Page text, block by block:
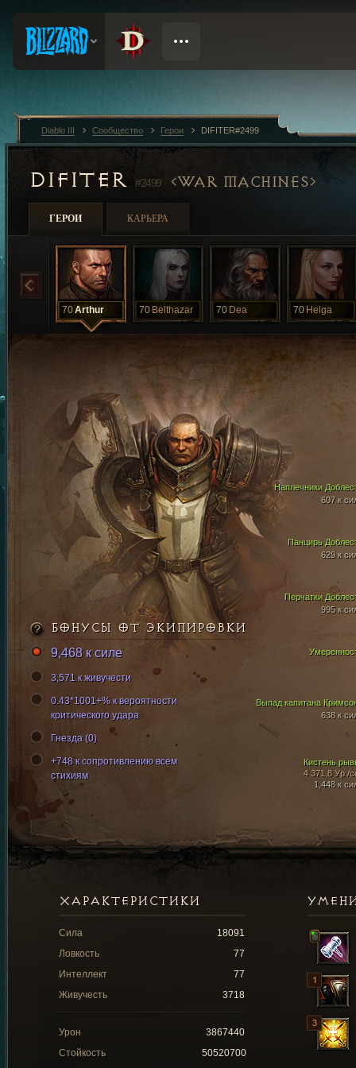
DIFITER#2499 WAR MACHINES
ГЕРОИ КАРЬЕРА
70Arthur 70 Belthazar 70 Dea 70 Helga
Панцирь
629 к
Перчатки
995 к
Наплечники
607 к
Выпад капитана
638 к
Кистень
4 371,8 Ур./
1,448 к
БОНУСЫ ОТ ЭКИПИРОВКИ
9,468 к силе
3,571 к живучести
0.43*1001+% к вероятности
критического удара
Гнезда (0)
+748 к сопротивлению всем
стихиям
ХАРАКТЕРИСТИКИ
Сила
18091
Ловкость
77
Интеллект
77
Живучесть
3718
Урон
3867440
Стойкость
50520700
Diablo III Сообщество Герои DIFITER#2499